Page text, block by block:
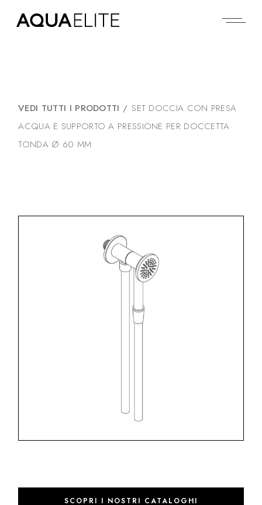
VEDI TUTTI I PRODOTTI / SET DOCCIA CON PRESA
ACQUA E SUPPORTO A PRESSIONE PER DOCCETTA
TONDA Ø 60 MM
SCOPRI I NOSTRI CATALOGHI